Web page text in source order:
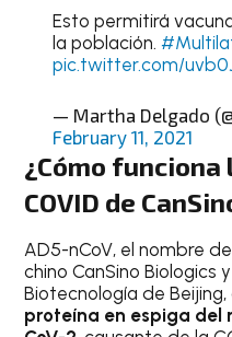
Esto permitirá
la población.
pic.twitter.com/
— Martha Delgado
February 11, 2021
¿Cómo
COVID de
AD5-nCoV, el nombre
chino CanSino Biologics
Biotecnología de
proteína en espiga del